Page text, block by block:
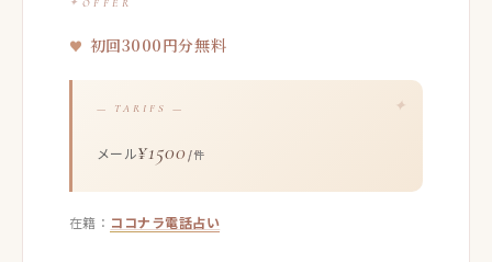
OFFER
初回3000円分無料
— TARIFS —
メール¥1500 /件
在籍： ココナラ電話占い